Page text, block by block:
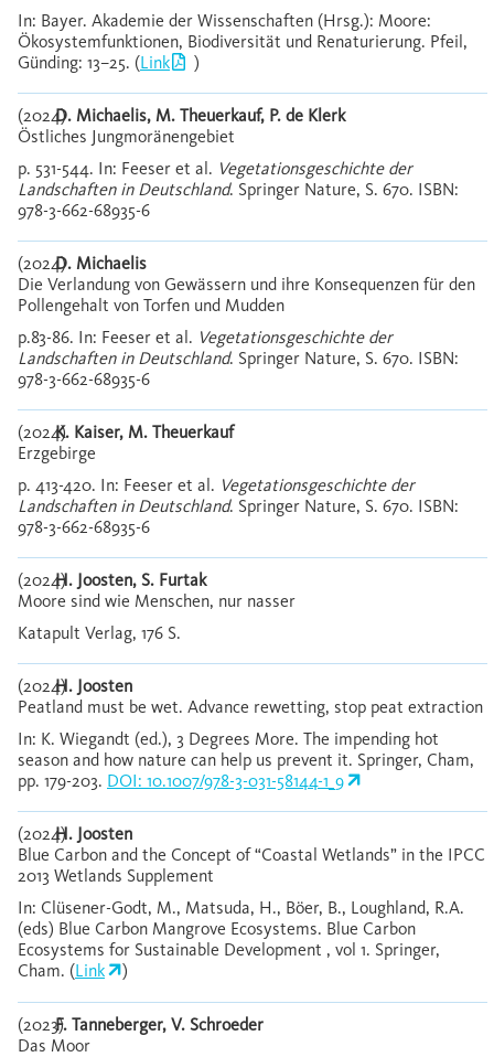
In: Bayer. Akademie der Wissenschaften (Hrsg.): Moore:
Ökosystemfunktionen, Biodiversität und Renaturierung. Pfeil,
Günding: 13–25. (Link )
(2024)D. Michaelis, M. Theuerkauf, P. de Klerk
Östliches Jungmoränengebiet
p. 531-544. In: Feeser et al. Vegetationsgeschichte der
Landschaften in Deutschland. Springer Nature, S. 670. ISBN:
978-3-662-68935-6
(2024)D. Michaelis
Die Verlandung von Gewässern und ihre Konsequenzen für den
Pollengehalt von Torfen und Mudden
p.83-86. In: Feeser et al. Vegetationsgeschichte der
Landschaften in Deutschland. Springer Nature, S. 670. ISBN:
978-3-662-68935-6
(2024)K. Kaiser, M. Theuerkauf
Erzgebirge
p. 413-420. In: Feeser et al. Vegetationsgeschichte der
Landschaften in Deutschland. Springer Nature, S. 670. ISBN:
978-3-662-68935-6
(2024)H. Joosten, S. Furtak
Moore sind wie Menschen, nur nasser
Katapult Verlag, 176 S.
(2024)H. Joosten
Peatland must be wet. Advance rewetting, stop peat extraction
In: K. Wiegandt (ed.), 3 Degrees More. The impending hot
season and how nature can help us prevent it. Springer, Cham,
pp. 179-203. DOI: 10.1007/978-3-031-58144-1_9
(2024)H. Joosten
Blue Carbon and the Concept of “Coastal Wetlands” in the IPCC
2013 Wetlands Supplement
In: Clüsener-Godt, M., Matsuda, H., Böer, B., Loughland, R.A.
(eds) Blue Carbon Mangrove Ecosystems. Blue Carbon
Ecosystems for Sustainable Development , vol 1. Springer,
Cham. (Link )
(2023)F. Tanneberger, V. Schroeder
Das Moor